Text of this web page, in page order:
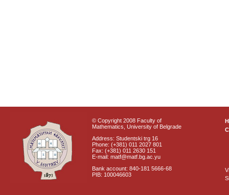
© Copyright 2008 Faculty of
Mathematics, University of Belgrade
Address: Studentski trg 16
Phone: (+381) 011 2027 801
Fax: (+381) 011 2630 151
E-mail: matf@matf.bg.ac.yu
Bank account: 840-181 5666-68
PIB: 100046603